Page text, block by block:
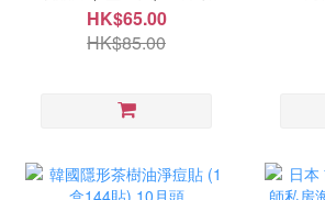
HK$65.00
HK$85.00